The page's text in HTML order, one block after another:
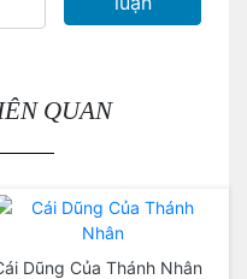
QUAN
Dũng Của Thánh Nhân